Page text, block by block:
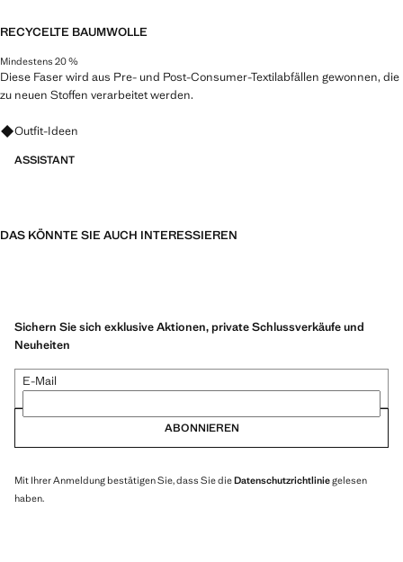
RECYCELTE BAUMWOLLE
Mindestens 20 %
Diese Faser wird aus Pre- und Post-Consumer-Textilabfällen gewonnen, die
zu neuen Stoffen verarbeitet werden.
Fragen zu Looks, Kleidungsstücken und Trends
Outfit-Ideen
ASSISTANT
DAS KÖNNTE SIE AUCH INTERESSIEREN
Sichern Sie sich exklusive Aktionen, private Schlussverkäufe und
Neuheiten
E-Mail
ABONNIEREN
Mit Ihrer Anmeldung bestätigen Sie, dass Sie dieDatenschutzrichtliniegelesen
haben.